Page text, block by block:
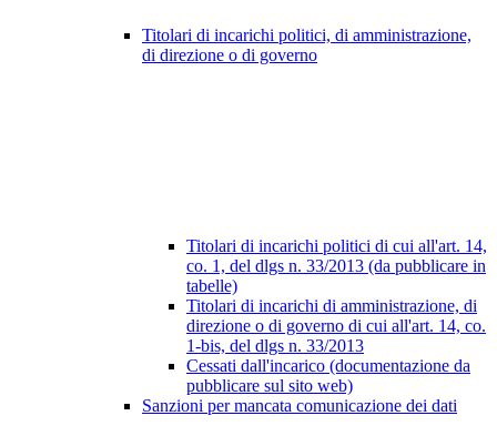
Titolari di incarichi politici, di amministrazione,
di direzione o di governo
Titolari di incarichi politici di cui all'art. 14,
co. 1, del dlgs n. 33/2013 (da pubblicare in
tabelle)
Titolari di incarichi di amministrazione, di
direzione o di governo di cui all'art. 14, co.
1-bis, del dlgs n. 33/2013
Cessati dall'incarico (documentazione da
pubblicare sul sito web)
Sanzioni per mancata comunicazione dei dati